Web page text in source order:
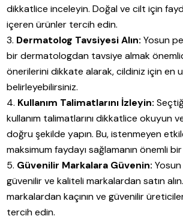
dikkatlice inceleyin. Doğal ve cilt için
içeren ürünler tercih edin.
Dermatolog Tavsiyesi Alın: Yosun
bir dermatologdan tavsiye almak
önerilerini dikkate alarak, cildiniz için en
belirleyebilirsiniz.
Kullanım Talimatlarını İzleyin:
kullanım talimatlarını dikkatlice okuyun
doğru şekilde yapın. Bu, istenmeyen
maksimum faydayı sağlamanın önemli
Güvenilir Markalara Güvenin:
güvenilir ve kaliteli markalardan satın
markalardan kaçının ve güvenilir
tercih edin.